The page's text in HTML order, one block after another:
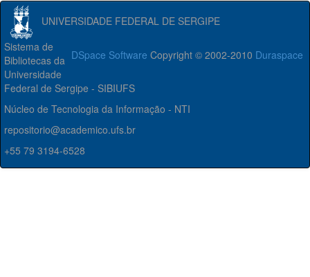
UNIVERSIDADE FEDERAL DE SERGIPE
DSpace Software Copyright © 2002-2010 Duraspace
Sistema de
Bibliotecas da
Universidade
Federal de Sergipe - SIBIUFS
Núcleo de Tecnologia da Informação - NTI
repositorio@academico.ufs.br
+55 79 3194-6528